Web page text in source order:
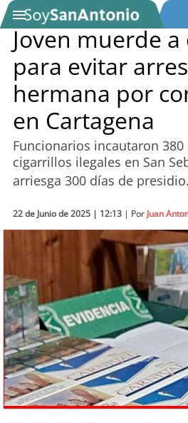
Podcast
Actualidad
Entretención
Economía
Deportes
Tecnología
Sostenibilidad
soychile
soyarica
Joven muerde
para evitar
hermana por
en Cartagena
Funcionarios incautaron
cigarrillos ilegales en San
arriesga 300 días de presidio.
22 de Junio de 2025 | 12:13 | Por Juan